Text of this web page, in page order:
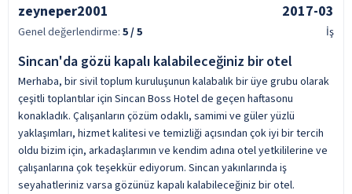
zeyneper2001 2017-03
Genel değerlendirme: 5/ 5 İş
Sincan'da gözü kapalı kalabileceğiniz bir otel
Merhaba, bir sivil toplum kuruluşunun kalabalık bir üye grubu olarak
çeşitli toplantılar için Sincan Boss Hotel de geçen haftasonu
konakladık. Çalışanların çözüm odaklı, samimi ve güler yüzlü
yaklaşımları, hizmet kalitesi ve temizliği açısından çok iyi bir tercih
oldu bizim için, arkadaşlarımın ve kendim adına otel yetkililerine ve
çalışanlarına çok teşekkür ediyorum. Sincan yakınlarında iş
seyahatleriniz varsa gözünüz kapalı kalabileceğiniz bir otel.